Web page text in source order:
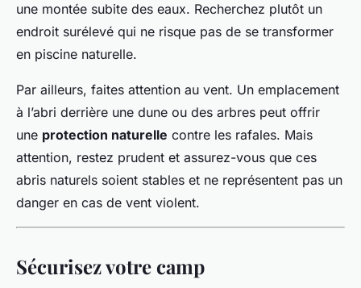
une montée subite des eaux. Recherchez plutôt un
endroit surélevé qui ne risque pas de se transformer
en piscine naturelle.
Par ailleurs, faites attention au vent. Un emplacement
à l’abri derrière une dune ou des arbres peut offrir
une protection naturelle contre les rafales. Mais
attention, restez prudent et assurez-vous que ces
abris naturels soient stables et ne représentent pas un
danger en cas de vent violent.
Sécurisez votre camp